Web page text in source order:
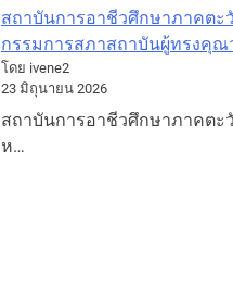
สถาบันการอาชีวศึกษาภาคตะ
กรรมการสภาสถาบันผู้ทรงคุ
โดย ivene2
23 มิถุนายน 2026
สถาบันการอาชีวศึกษาภาคตะ
ห…